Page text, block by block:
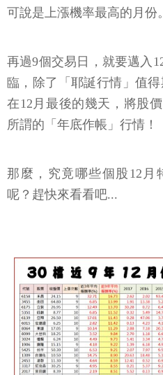
可說是上漲機率最高的月份。
再過9個交易日，就要邁入
臨，除了「耶誕行情」值
在12月最後的幾天，將股
所謂的「年底作帳」行情！
那麼，究竟哪些個股12月
呢？趕快來看看吧...